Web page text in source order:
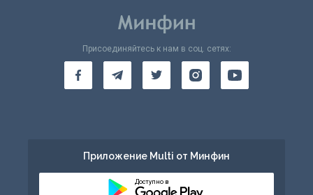
Присоединяйтесь к нам в соц. сетях:
Приложение Multi от Минфин
Доступно в